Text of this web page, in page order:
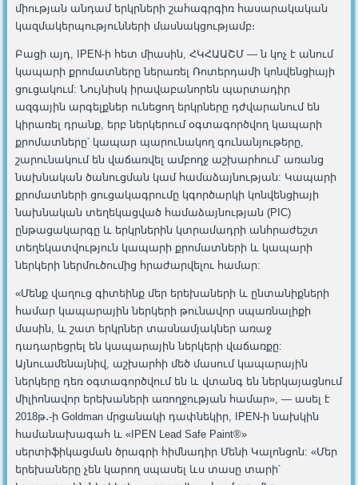
միության անդամ երկրների շահագրգիռ հասարակական
կազմակերպությունների մասնակցությամբ։
Բացի այդ, IPEN-ի հետ միասին, ՀԿՀԱԱՇՄ — ն կոչ է անում
կապարի քրոմատները ներառել Ռոտերդամի կոնվենցիայի
ցուցակում: Նույնիսկ իրավաբանորեն պարտադիր
ազգային արգելքներ ունեցող երկրները դժվարանում են
կիրառել դրանք, երբ ներկերում օգտագործվող կապարի
քրոմատները՝ կապար պարունակող գունանյութերը,
շարունակում են վաճառվել ամբողջ աշխարհում՝ առանց
նախնական ծանուցման կամ համաձայնության: Կապարի
քրոմատների ցուցակագրումը կգործարկի կոնվենցիայի
նախնական տեղեկացված համաձայնության (PIC)
ընթացակարգը և երկրներին կտրամադրի անհրաժեշտ
տեղեկատվություն կապարի քրոմատների և կապարի
ներկերի ներմուծումից հրաժարվելու համար:
«Մենք վաղուց գիտեինք մեր երեխաների և ընտանիքների
համար կապարային ներկերի թունավոր սպառնալիքի
մասին, և շատ երկրներ տասնամյակներ առաջ
դադարեցրել են կապարային ներկերի վաճառքը:
Այնուամենայնիվ, աշխարհի մեծ մասում կապարային
ներկերը դեռ օգտագործվում են և վտանգ են ներկայացնում
միլիոնավոր երեխաների առողջության համար», — ասել է
2018թ․-ի Goldman մրցանակի դափնեկիր, IPEN-ի նախկին
համանախագահ և «IPEN Lead Safe Paint®»
սերտիֆիկացման ծրագրի հիմնադիր Մենի Կալոնցոն: «Մեր
երեխաները չեն կարող սպասել ևս տասը տարի՝